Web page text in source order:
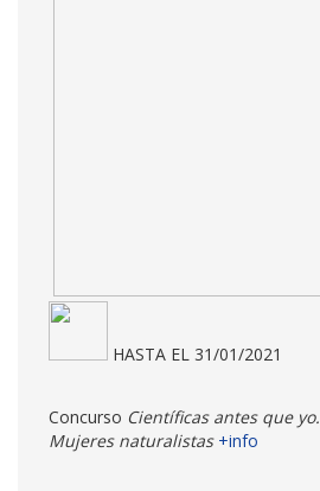
HASTA EL 31/01/2021
Concurso Científicas antes que yo.
Mujeres naturalistas +info